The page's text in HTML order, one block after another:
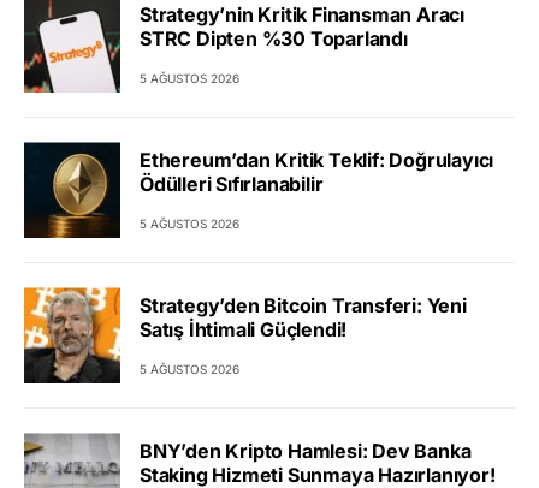
Strategy’nin Kritik Finansman Aracı
STRC Dipten %30 Toparlandı
5 AĞUSTOS 2026
Ethereum’dan Kritik Teklif: Doğrulayıcı
Ödülleri Sıfırlanabilir
5 AĞUSTOS 2026
Strategy’den Bitcoin Transferi: Yeni
Satış İhtimali Güçlendi!
5 AĞUSTOS 2026
BNY’den Kripto Hamlesi: Dev Banka
Staking Hizmeti Sunmaya Hazırlanıyor!